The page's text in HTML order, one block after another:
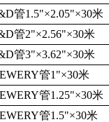
管1.5"×2.05"×30米
管2"×2.56"×30米
管3"×3.62"×30米
管1"×30米
管1.25"×30米
管1.5"×30米